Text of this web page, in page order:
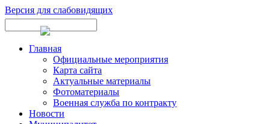
Версия для слабовидящих
Главная
Официальные мероприятия
Карта сайта
Актуальные материалы
Фотоматериалы
Военная служба по контракту
Новости